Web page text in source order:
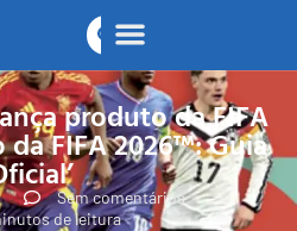
produto da FIFA
da FIFA 2026™: Guia
Sem comentários
de leitura